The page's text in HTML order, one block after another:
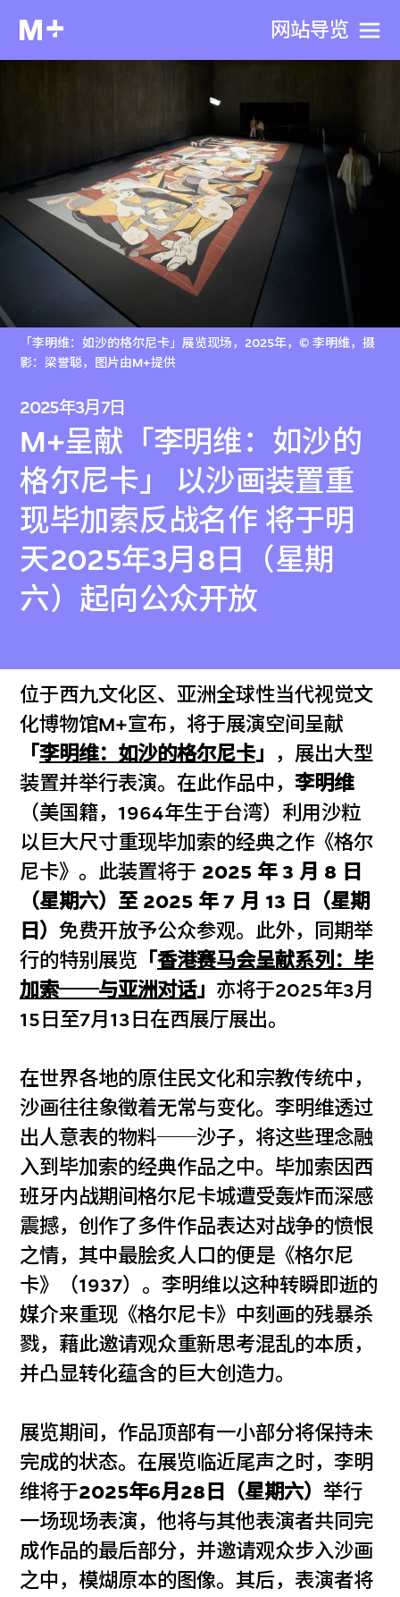
网站导览
「李明维：如沙的格尔尼卡」展览现场，2025年，© 李明维，摄
影：梁誉聪，图片由M+提供
2025年3月7日
M+呈献「李明维：如沙的
格尔尼卡」 以沙画装置重
现毕加索反战名作 将于明
天2025年3月8日（星期
六）起向公众开放
位于西九文化区、亚洲全球性当代视觉文
化博物馆M+宣布，将于展演空间呈献
「李明维：如沙的格尔尼卡」
，展出大型
装置并举行表演。在此作品中，李明维
（美国籍，1964年生于台湾）利用沙粒
以巨大尺寸重现毕加索的经典之作《格尔
尼卡》。此装置将于 2025 年 3 月 8 日
（星期六）至 2025 年 7 月 13 日（星期
日）免费开放予公众参观。此外，同期举
行的特别展览 「香港赛马会呈献系列：毕
加索──与亚洲对话」 亦将于2025年3月
15日至7月13日在西展厅展出。
在世界各地的原住民文化和宗教传统中，
沙画往往象徵着无常与变化。李明维透过
出人意表的物料──沙子，将这些理念融
入到毕加索的经典作品之中。毕加索因西
班牙内战期间格尔尼卡城遭受轰炸而深感
震撼，创作了多件作品表达对战争的愤恨
之情，其中最脍炙人口的便是《格尔尼
卡》（1937）。李明维以这种转瞬即逝的
媒介来重现《格尔尼卡》中刻画的残暴杀
戮，藉此邀请观众重新思考混乱的本质，
并凸显转化蕴含的巨大创造力。
展览期间，作品顶部有一小部分将保持未
完成的状态。在展览临近尾声之时，李明
维将于2025年6月28日（星期六）举行
一场现场表演，他将与其他表演者共同完
成作品的最后部分，并邀请观众步入沙画
之中，模煳原本的图像。其后，表演者将